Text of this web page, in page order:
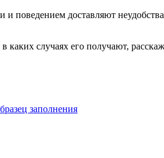
доставляют
случаях его получают,
заполнения